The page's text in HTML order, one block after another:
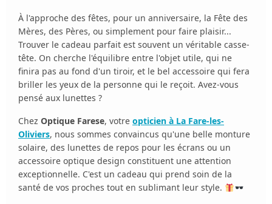
À l'approche des fêtes, pour un anniversaire, la Fête des
Mères, des Pères, ou simplement pour faire plaisir...
Trouver le cadeau parfait est souvent un véritable casse-
tête. On cherche l'équilibre entre l'objet utile, qui ne
finira pas au fond d'un tiroir, et le bel accessoire qui fera
briller les yeux de la personne qui le reçoit. Avez-vous
pensé aux lunettes ?
Chez Optique Farese, votre opticien à La Fare-les-
Oliviers, nous sommes convaincus qu'une belle monture
solaire, des lunettes de repos pour les écrans ou un
accessoire optique design constituent une attention
exceptionnelle. C'est un cadeau qui prend soin de la
santé de vos proches tout en sublimant leur style.